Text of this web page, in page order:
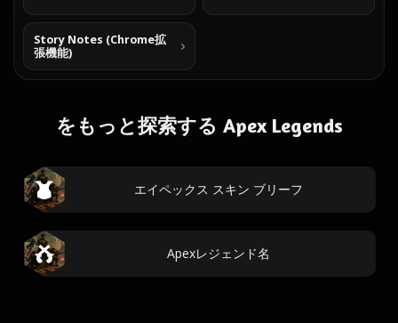
Story Notes (Chrome拡
張機能)
をもっと探索する Apex Legends
エイペックス スキン ブリーフ
Apexレジェンド名